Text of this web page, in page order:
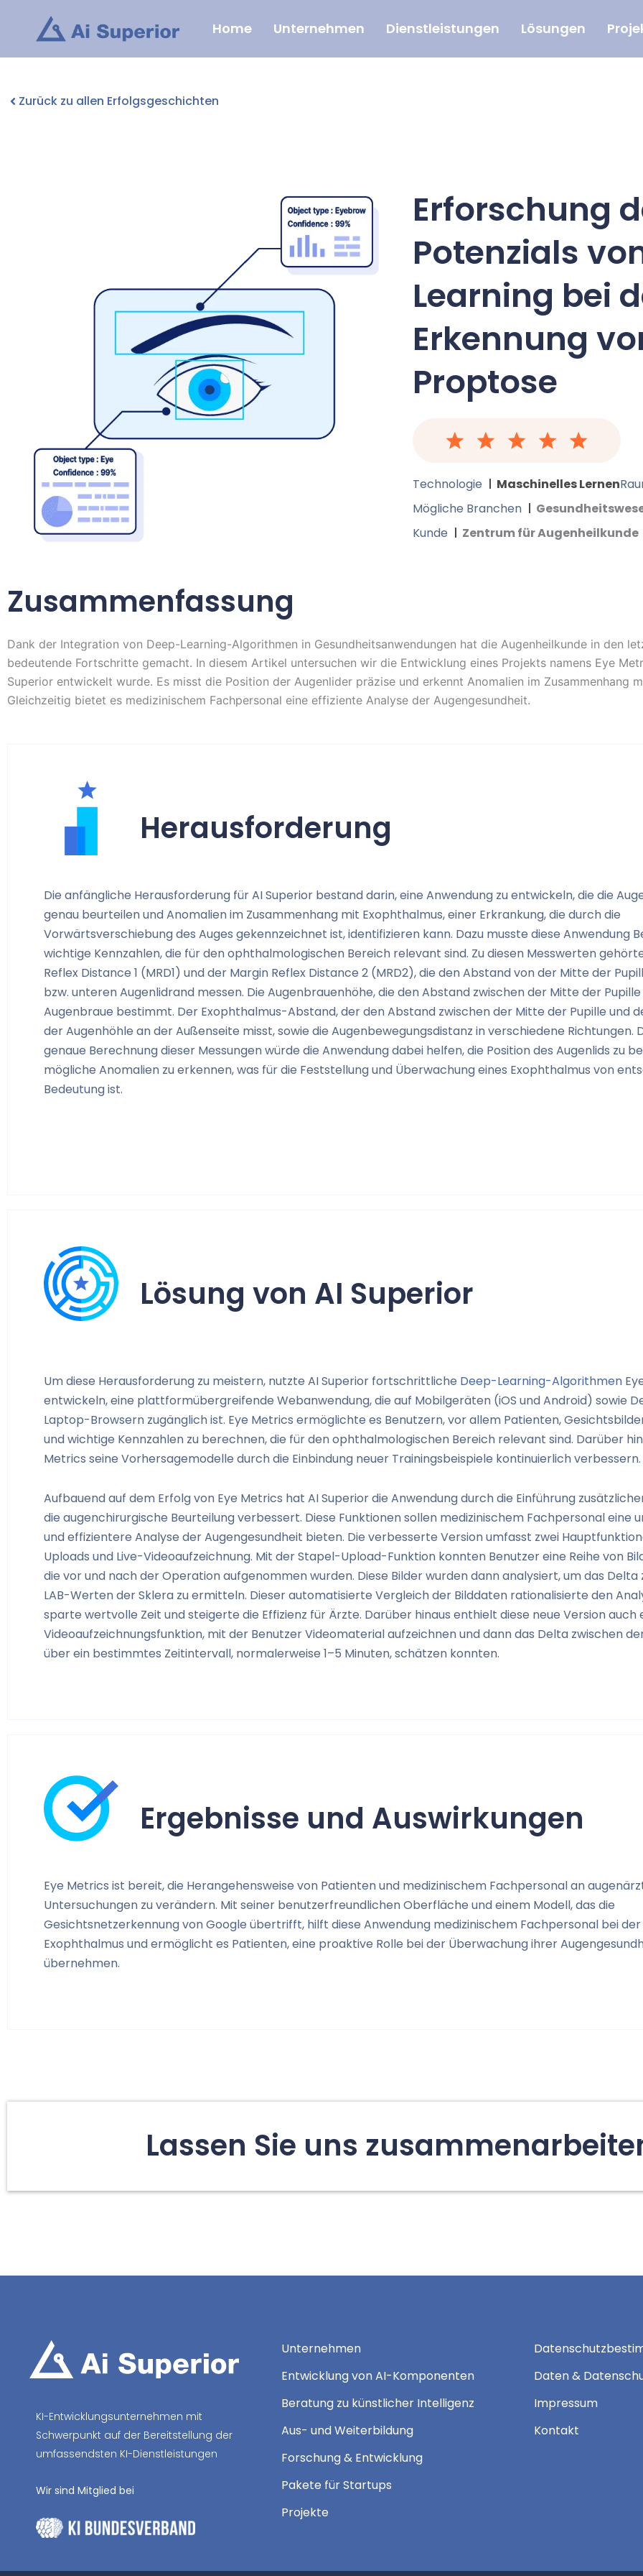
springen
Home Unternehmen Dienstleistungen Lösungen
Zurück zu allen Erfolgsgeschichten
Erforschung
Potenzials
Learning bei
Erkennung
Proptose
Technologie Maschinelles Lernen
Mögliche Branchen
Kunde
Zentrum für Augenheilkunde
Zusammenfassung
Dank der Integration von Deep-Learning-Algorithmen in Gesundheitsanwendungen hat die Augenheilkunde in den
bedeutende Fortschritte gemacht. In diesem Artikel untersuchen wir die Entwicklung eines Projekts namens Eye
Superior entwickelt wurde. Es misst die Position der Augenlider präzise und erkennt Anomalien im Zusammenhang
Gleichzeitig bietet es medizinischem Fachpersonal eine effiziente Analyse der Augengesundheit.
Herausforderung
Die anfängliche Herausforderung für AI Superior bestand darin, eine Anwendung zu entwickeln, die die
genau beurteilen und Anomalien im Zusammenhang mit Exophthalmus, einer Erkrankung, die durch die
Vorwärtsverschiebung des Auges gekennzeichnet ist, identifizieren kann. Dazu musste diese Anwendung
wichtige Kennzahlen, die für den ophthalmologischen Bereich relevant sind. Zu diesen Messwerten
Reflex Distance 1 (MRD1) und der Margin Reflex Distance 2 (MRD2), die den Abstand von der Mitte der
bzw. unteren Augenlidrand messen. Die Augenbrauenhöhe, die den Abstand zwischen der Mitte der
Augenbraue bestimmt. Der Exophthalmus-Abstand, der den Abstand zwischen der Mitte der Pupille und
der Augenhöhle an der Außenseite misst, sowie die Augenbewegungsdistanz in verschiedene Richtungen.
genaue Berechnung dieser Messungen würde die Anwendung dabei helfen, die Position des Augenlids zu
mögliche Anomalien zu erkennen, was für die Feststellung und Überwachung eines Exophthalmus von
Bedeutung ist.
Lösung von AI Superior
Um diese Herausforderung zu meistern, nutzte AI Superior fortschrittliche Deep-Learning-Algorithmen
entwickeln, eine plattformübergreifende Webanwendung, die auf Mobilgeräten (iOS und Android) sowie
Laptop-Browsern zugänglich ist. Eye Metrics ermöglichte es Benutzern, vor allem Patienten,
und wichtige Kennzahlen zu berechnen, die für den ophthalmologischen Bereich relevant sind. Darüber
Metrics seine Vorhersagemodelle durch die Einbindung neuer Trainingsbeispiele kontinuierlich verbessern.
Aufbauend auf dem Erfolg von Eye Metrics hat AI Superior die Anwendung durch die Einführung
die augenchirurgische Beurteilung verbessert. Diese Funktionen sollen medizinischem Fachpersonal eine
und effizientere Analyse der Augengesundheit bieten. Die verbesserte Version umfasst zwei
Uploads und Live-Videoaufzeichnung. Mit der Stapel-Upload-Funktion konnten Benutzer eine Reihe von
die vor und nach der Operation aufgenommen wurden. Diese Bilder wurden dann analysiert, um das Delta
LAB-Werten der Sklera zu ermitteln. Dieser automatisierte Vergleich der Bilddaten rationalisierte den
sparte wertvolle Zeit und steigerte die Effizienz für Ärzte. Darüber hinaus enthielt diese neue Version auch
Videoaufzeichnungsfunktion, mit der Benutzer Videomaterial aufzeichnen und dann das Delta zwischen
über ein bestimmtes Zeitintervall, normalerweise 1–5 Minuten, schätzen konnten.
Ergebnisse und Auswirkungen
Eye Metrics ist bereit, die Herangehensweise von Patienten und medizinischem Fachpersonal an
Untersuchungen zu verändern. Mit seiner benutzerfreundlichen Oberfläche und einem Modell, das die
Gesichtsnetzerkennung von Google übertrifft, hilft diese Anwendung medizinischem Fachpersonal bei
Exophthalmus und ermöglicht es Patienten, eine proaktive Rolle bei der Überwachung ihrer
übernehmen.
Lassen Sie uns
KI-Entwicklungsunternehmen mit
Schwerpunkt auf der Bereitstellung der
umfassendsten KI-Dienstleistungen
Wir sind Mitglied bei
Unternehmen
Entwicklung von AI-Komponenten
Beratung zu künstlicher Intelligenz
Aus- und Weiterbildung
Forschung & Entwicklung
Pakete für Startups
Projekte
Daten &
Impressum
Kontakt